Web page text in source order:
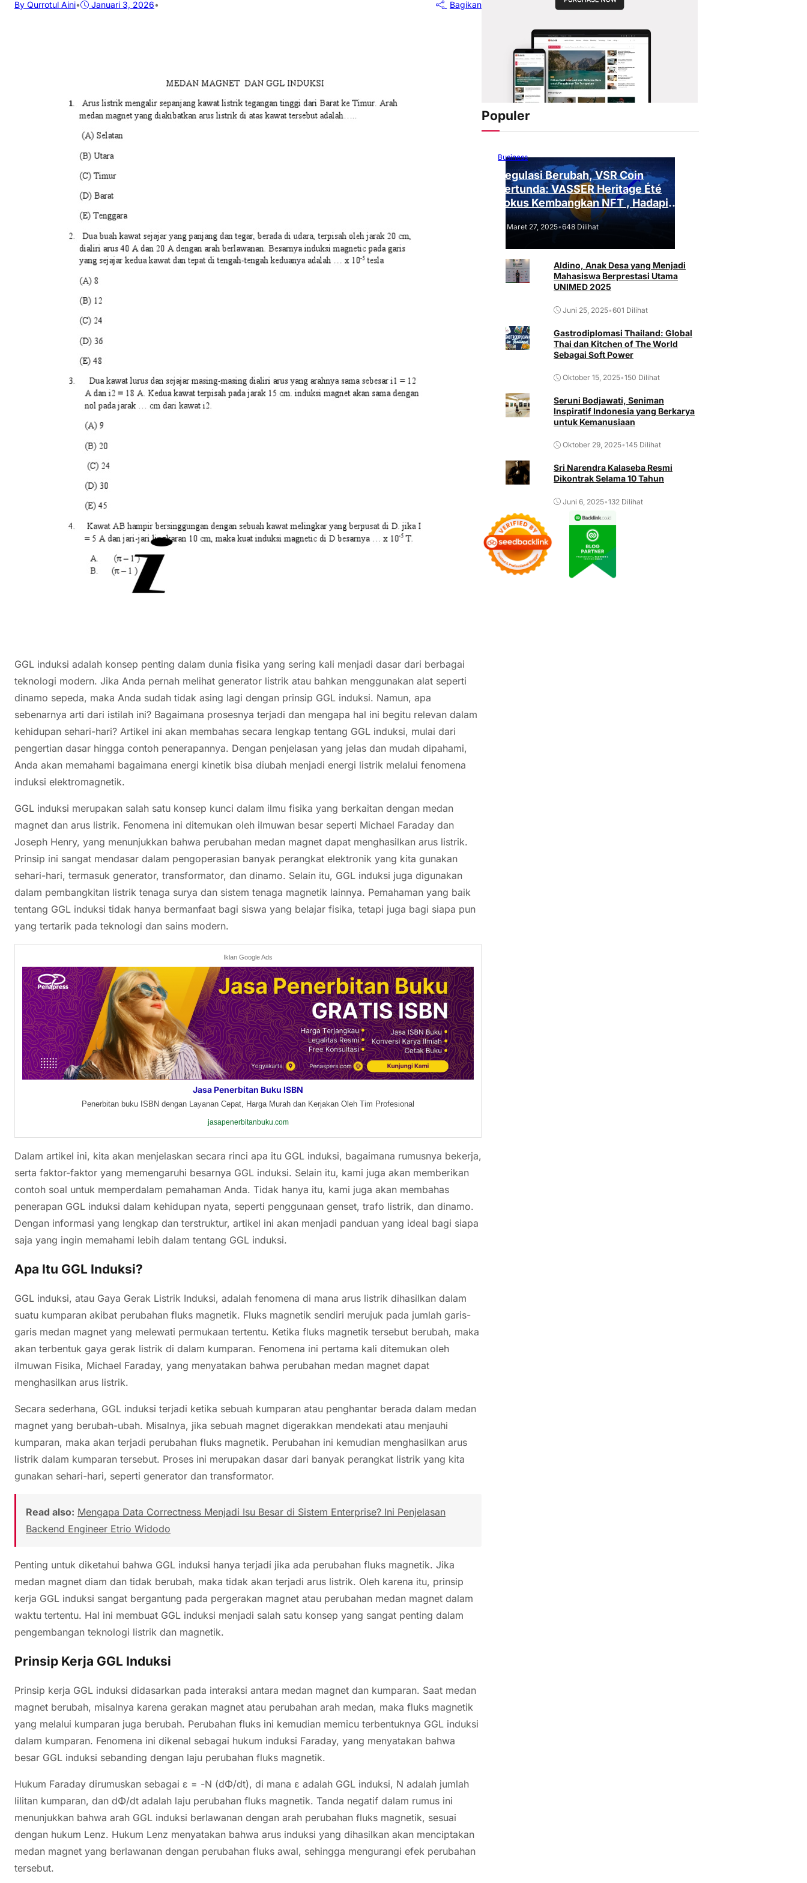
By Qurrotul Aini• Januari 3, 2026• Bagikan
GGL induksi adalah konsep penting dalam dunia fisika yang sering kali menjadi dasar dari berbagai
teknologi modern. Jika Anda pernah melihat generator listrik atau bahkan menggunakan alat seperti
dinamo sepeda, maka Anda sudah tidak asing lagi dengan prinsip GGL induksi. Namun, apa
sebenarnya arti dari istilah ini? Bagaimana prosesnya terjadi dan mengapa hal ini begitu relevan dalam
kehidupan sehari-hari? Artikel ini akan membahas secara lengkap tentang GGL induksi, mulai dari
pengertian dasar hingga contoh penerapannya. Dengan penjelasan yang jelas dan mudah dipahami,
Anda akan memahami bagaimana energi kinetik bisa diubah menjadi energi listrik melalui fenomena
induksi elektromagnetik.
GGL induksi merupakan salah satu konsep kunci dalam ilmu fisika yang berkaitan dengan medan
magnet dan arus listrik. Fenomena ini ditemukan oleh ilmuwan besar seperti Michael Faraday dan
Joseph Henry, yang menunjukkan bahwa perubahan medan magnet dapat menghasilkan arus listrik.
Prinsip ini sangat mendasar dalam pengoperasian banyak perangkat elektronik yang kita gunakan
sehari-hari, termasuk generator, transformator, dan dinamo. Selain itu, GGL induksi juga digunakan
dalam pembangkitan listrik tenaga surya dan sistem tenaga magnetik lainnya. Pemahaman yang baik
tentang GGL induksi tidak hanya bermanfaat bagi siswa yang belajar fisika, tetapi juga bagi siapa pun
yang tertarik pada teknologi dan sains modern.
Iklan Google Ads
Jasa Penerbitan Buku ISBN
Penerbitan buku ISBN dengan Layanan Cepat, Harga Murah dan Kerjakan Oleh Tim Profesional
jasapenerbitanbuku.com
Dalam artikel ini, kita akan menjelaskan secara rinci apa itu GGL induksi, bagaimana rumusnya bekerja,
serta faktor-faktor yang memengaruhi besarnya GGL induksi. Selain itu, kami juga akan memberikan
contoh soal untuk memperdalam pemahaman Anda. Tidak hanya itu, kami juga akan membahas
penerapan GGL induksi dalam kehidupan nyata, seperti penggunaan genset, trafo listrik, dan dinamo.
Dengan informasi yang lengkap dan terstruktur, artikel ini akan menjadi panduan yang ideal bagi siapa
saja yang ingin memahami lebih dalam tentang GGL induksi.
Apa Itu GGL Induksi?
GGL induksi, atau Gaya Gerak Listrik Induksi, adalah fenomena di mana arus listrik dihasilkan dalam
suatu kumparan akibat perubahan fluks magnetik. Fluks magnetik sendiri merujuk pada jumlah garis-
garis medan magnet yang melewati permukaan tertentu. Ketika fluks magnetik tersebut berubah, maka
akan terbentuk gaya gerak listrik di dalam kumparan. Fenomena ini pertama kali ditemukan oleh
ilmuwan Fisika, Michael Faraday, yang menyatakan bahwa perubahan medan magnet dapat
menghasilkan arus listrik.
Secara sederhana, GGL induksi terjadi ketika sebuah kumparan atau penghantar berada dalam medan
magnet yang berubah-ubah. Misalnya, jika sebuah magnet digerakkan mendekati atau menjauhi
kumparan, maka akan terjadi perubahan fluks magnetik. Perubahan ini kemudian menghasilkan arus
listrik dalam kumparan tersebut. Proses ini merupakan dasar dari banyak perangkat listrik yang kita
gunakan sehari-hari, seperti generator dan transformator.
Read also: Mengapa Data Correctness Menjadi Isu Besar di Sistem Enterprise? Ini Penjelasan
Backend Engineer Etrio Widodo
Penting untuk diketahui bahwa GGL induksi hanya terjadi jika ada perubahan fluks magnetik. Jika
medan magnet diam dan tidak berubah, maka tidak akan terjadi arus listrik. Oleh karena itu, prinsip
kerja GGL induksi sangat bergantung pada pergerakan magnet atau perubahan medan magnet dalam
waktu tertentu. Hal ini membuat GGL induksi menjadi salah satu konsep yang sangat penting dalam
pengembangan teknologi listrik dan magnetik.
Prinsip Kerja GGL Induksi
Prinsip kerja GGL induksi didasarkan pada interaksi antara medan magnet dan kumparan. Saat medan
magnet berubah, misalnya karena gerakan magnet atau perubahan arah medan, maka fluks magnetik
yang melalui kumparan juga berubah. Perubahan fluks ini kemudian memicu terbentuknya GGL induksi
dalam kumparan. Fenomena ini dikenal sebagai hukum induksi Faraday, yang menyatakan bahwa
besar GGL induksi sebanding dengan laju perubahan fluks magnetik.
Hukum Faraday dirumuskan sebagai ε = -N (dΦ/dt), di mana ε adalah GGL induksi, N adalah jumlah
lilitan kumparan, dan dΦ/dt adalah laju perubahan fluks magnetik. Tanda negatif dalam rumus ini
menunjukkan bahwa arah GGL induksi berlawanan dengan arah perubahan fluks magnetik, sesuai
dengan hukum Lenz. Hukum Lenz menyatakan bahwa arus induksi yang dihasilkan akan menciptakan
medan magnet yang berlawanan dengan perubahan fluks awal, sehingga mengurangi efek perubahan
tersebut.
Populer
Business
Regulasi Berubah, VSR Coin
Tertunda: VASSER Heritage Été
Fokus Kembangkan NFT , Hadapi
Tantangan Regulasi!
Maret 27, 2025•648 Dilihat
Aldino, Anak Desa yang Menjadi
Mahasiswa Berprestasi Utama
UNIMED 2025
Juni 25, 2025•601 Dilihat
Gastrodiplomasi Thailand: Global
Thai dan Kitchen of The World
Sebagai Soft Power
Oktober 15, 2025•150 Dilihat
Seruni Bodjawati, Seniman
Inspiratif Indonesia yang Berkarya
untuk Kemanusiaan
Oktober 29, 2025•145 Dilihat
Sri Narendra Kalaseba Resmi
Dikontrak Selama 10 Tahun
Juni 6, 2025•132 Dilihat